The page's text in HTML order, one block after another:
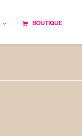
BOUTIQUE